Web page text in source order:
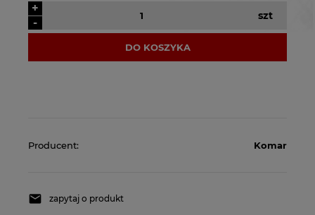
-
+
szt
DO KOSZYKA
Producent: Komar
zapytaj o produkt